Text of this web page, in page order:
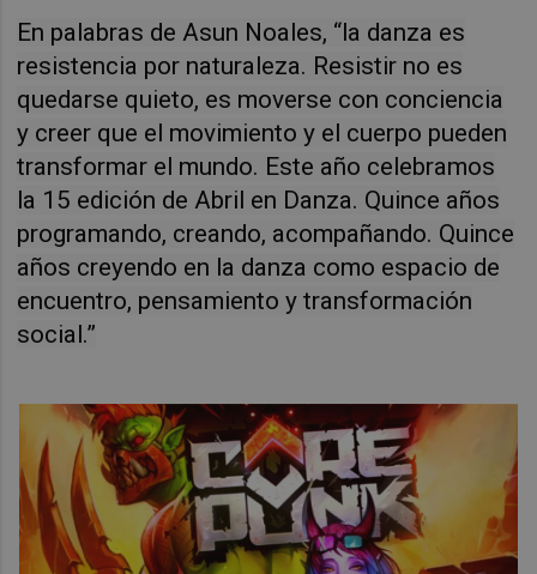
En palabras de Asun Noales, “la danza es
resistencia por naturaleza. Resistir no es
quedarse quieto, es moverse con conciencia
y creer que el movimiento y el cuerpo pueden
transformar el mundo. Este año celebramos
la 15 edición de Abril en Danza. Quince años
programando, creando, acompañando. Quince
años creyendo en la danza como espacio de
encuentro, pensamiento y transformación
social.”